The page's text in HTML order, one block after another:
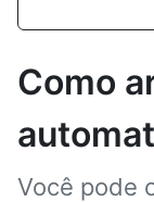
Como
Você pode